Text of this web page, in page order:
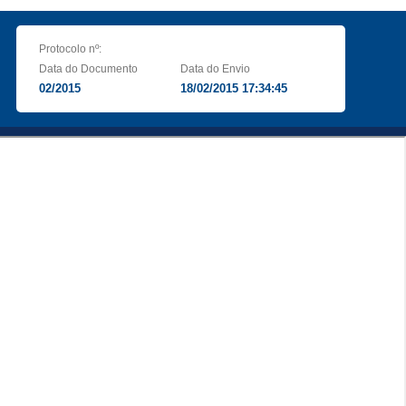
Protocolo nº:
Data do Documento
02/2015
Data do Envio
18/02/2015 17:34:45